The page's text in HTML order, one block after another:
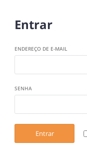
Entrar
ENDEREÇO DE E-MAIL
SENHA
Entrar